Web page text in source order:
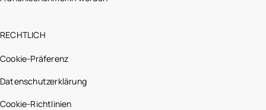
RECHTLICH
Cookie-Präferenz
Datenschutzerklärung
Cookie-Richtlinien